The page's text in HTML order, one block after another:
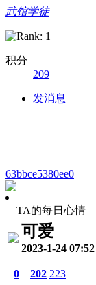
武馆学徒
积分
209
发消息
63bbce5380ee0
TA的每日心情
可爱
2023-1-24 07:52
0 202 223